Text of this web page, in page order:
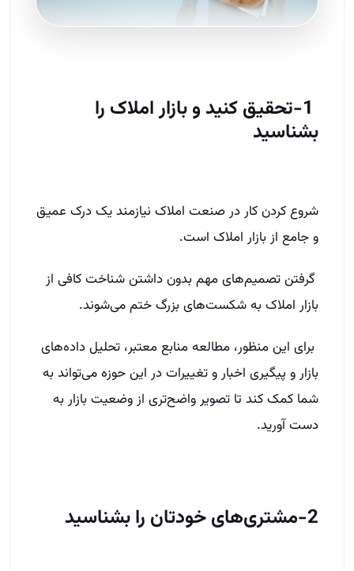
1-تحقیق کنید و بازار املاک را
بشناسید
شروع کردن کار در صنعت املاک نیازمند یک درک عمیق
و جامع از بازار املاک است.
گرفتن تصمیم‌های مهم بدون داشتن شناخت کافی از
بازار املاک به شکست‌های بزرگ ختم می‌شوند.
برای این منظور، مطالعه منابع معتبر، تحلیل داده‌های
بازار و پیگیری اخبار و تغییرات در این حوزه می‌تواند به
شما کمک کند تا تصویر واضح‌تری از وضعیت بازار به
دست آورید.
2-مشتری‌های خودتان را بشناسید